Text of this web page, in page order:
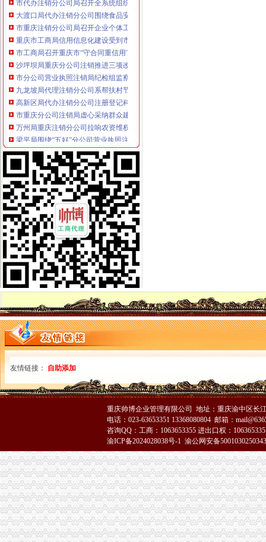
大渡口局代办注销分公司围绕食品安全构筑五道防线
市重庆注销分公司局召开企业个体工商户代表座谈会
重庆市工商局信用信息化建设受到市的分公司营业执照注销表彰和肯定
市工商局召开重庆市“守合同重信用”重庆分公司注销企业评审委员会会议
沙坪坝局重庆分公司注销推进三项改革实现重心下沉指挥前移
市分公司营业执照注销局纪检组监察室连续五年荣获重庆市纪检监察系统先进
九龙坡局代理注销分公司系帮扶村节前送温暖
高新区局代办注销分公司注册登记科争创全国巾帼文明岗 造精品登记窗口
市重庆分公司注销局虚心采纳群众建议 切实完善媒体广告监管措施
万州局重庆注销分公司拉响农资维权专项行动报
梁平局围绕“五好”分公司营业执照注销努力造和谐工商
南岸局重庆分公司注销提出1234措施巩固法制工作成果
陈文渝副局长到北部新区高新园考察调研市重庆分公司注销场发展工作
王元楷局长在渝中局上报的重庆注销税务《渝中局走进山区、走进社区开展送
长寿局重庆注销税务三项措施造一流服务型行政执法机关
沙坪坝局化三项“建设”代理注销分公司 牢监管执法基础
璧山局新年开展“走近新农村”重庆注销分公司活动
涪陵局突出重点开展春节市重庆注销税务场集中整行动
南岸局坚持“五结合五促进”代办注销分公司扎实开展个体验照工作
渝中局走进山区、重庆分公司注销走进社区开展送温暖活动
巴南局重庆分公司注销三个结合引导规范烟花竹经营秩序
酉局代理注销分公司年初工作采取三条措施确保三个效果
万州局索农村市场监管 “四种模式”重庆注销分公司
沙坪坝局重庆注销分公司抓好三个培训提高一线干部行政能力
奉节局四措施扎实推进“光收费”代理注销分公司工作
北碚局重庆注销分公司水土工商所切实为民服务积开展现场个体验照
大足局将全面开展“提示、引导、建议”分公司营业执照注销行政指导
云局四措并举监管烟花竹市代理注销分公司场见成效
江津局认真贯彻全市重庆注销税务工商工作会议精
经开园局认真达全市重庆分公司注销工商工作会议精
大足局“五个到位”分公司营业执照注销认真达落实全市工商工作会议精
王元楷局重庆注销税务长对政务信息工作作出重要批示
南岸局采取四项措施迅速贯彻全市代办注销分公司工商工作会议精
渝北局认真贯彻全市重庆注销分公司工商行政管理工作会精
监察室贯彻全市工作会议精提出“四个到位”重庆注销税务
高新园局出台重庆北火车站市代办注销分公司场监管应急预案
中介处迅速学习达部署落实全市重庆分公司注销工商工作会议精
全市重庆注销税务工商行政管理工作会议隆重召开
全市重庆注销分公司工商行政管理工作会议隆重召开
市分公司营业执照注销副市长谢小在全市工商行政管理工作会议上作重要讲话
市局局长、重庆注销分公司组书记王元楷在全市工商行政管理工作会上作工作
市人大法制委副主任，代办注销分公司市局原局长、组书记周朝东在全市工商
参加全市工商行政工作会议的代办注销分公司代表围绕会议主题进行热烈讨论
友情链接： 自助添加
重庆帅博企业管理有限公司 地址：重庆渝中区长
电话：023-63653351 13368080804 邮箱：
咨询QQ：工商：1063653355 进出口权：
渝ICP备2024028038号-1 渝公网安备